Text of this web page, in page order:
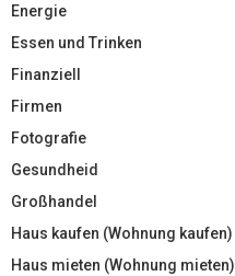
Energie
Essen und Trinken
Finanziell
Firmen
Fotografie
Gesundheid
Großhandel
Haus kaufen (Wohnung kaufen)
Haus mieten (Wohnung mieten)